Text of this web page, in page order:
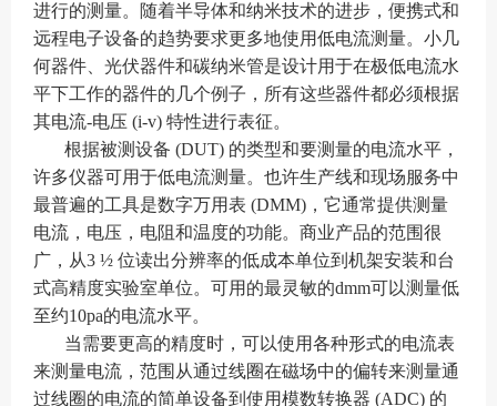
进行的测量。随着半导体和纳米技术的进步，便携式和
远程电子设备的趋势要求更多地使用低电流测量。小几
何器件、光伏器件和碳纳米管是设计用于在极低电流水
平下工作的器件的几个例子，所有这些器件都必须根据
其电流-电压 (i-v) 特性进行表征。
根据被测设备 (DUT) 的类型和要测量的电流水平，
许多仪器可用于低电流测量。也许生产线和现场服务中
最普遍的工具是数字万用表 (DMM)，它通常提供测量
电流，电压，电阻和温度的功能。商业产品的范围很
广，从3 ½ 位读出分辨率的低成本单位到机架安装和台
式高精度实验室单位。可用的最灵敏的dmm可以测量低
至约10pa的电流水平。
当需要更高的精度时，可以使用各种形式的电流表
来测量电流，范围从通过线圈在磁场中的偏转来测量通
过线圈的电流的简单设备到使用模数转换器 (ADC) 的